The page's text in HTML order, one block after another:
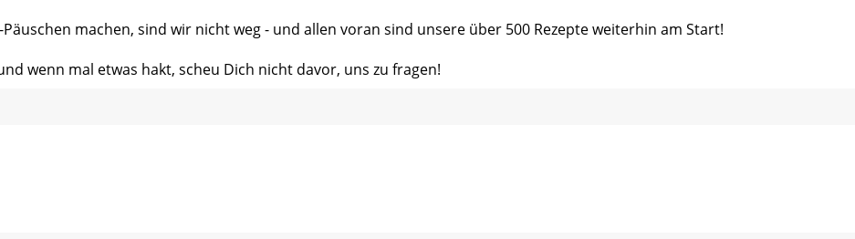
machen, sind wir nicht weg - und allen voran sind unsere über 500 Rezepte weiterhin am Start!
wenn mal etwas hakt, scheu Dich nicht davor, uns zu fragen!